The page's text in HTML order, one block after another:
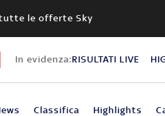
le offerte Sky
In evidenza:RISULTATI LIVE
Classifica Highlights